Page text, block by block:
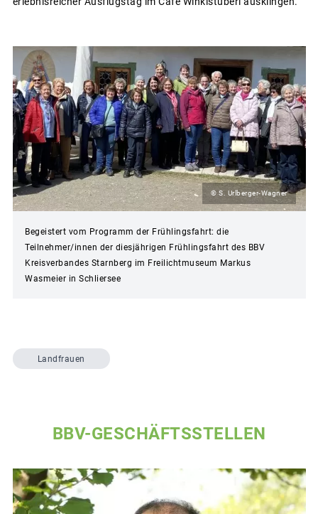
© S. Urlberger-Wagner
Begeistert vom Programm der Frühlingsfahrt: die
Teilnehmer/innen der diesjährigen Frühlingsfahrt des BBV
Kreisverbandes Starnberg im Freilichtmuseum Markus
Wasmeier in Schliersee
Landfrauen
BBV-GESCHÄFTSSTELLEN